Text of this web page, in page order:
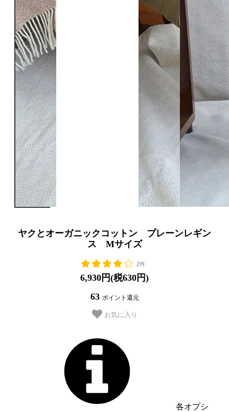
ヤクとオーガニックコットン プレーンレギン
ス Mサイズ
2件
6,930円(税630円)
63 ポイント還元
お気に入り
各オプシ